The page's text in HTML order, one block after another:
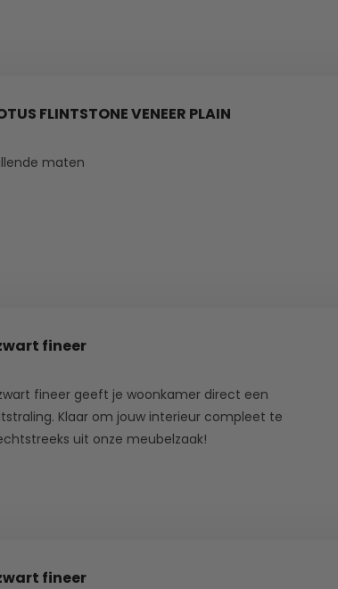
FLINTSTONE VENEER PLAIN
maten
fineer
fineer geeft je woonkamer direct een
Klaar om jouw interieur compleet te
uit onze meubelzaak!
fineer